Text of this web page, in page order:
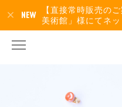
【直接常時販売の
美術館」様にてネ